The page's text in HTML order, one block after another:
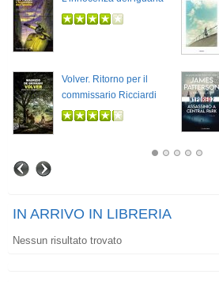
Volver. Ritorno per il
commissario Ricciardi
IN ARRIVO IN LIBRERIA
Nessun risultato trovato